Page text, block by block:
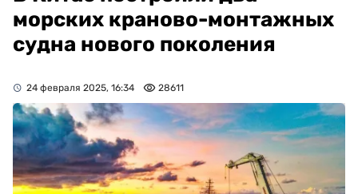
морских краново-монтажных
судна нового поколения
24 февраля 2025, 16:34 28611